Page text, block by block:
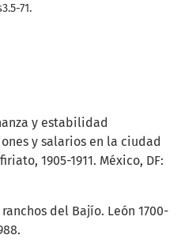
71.
y estabilidad
y salarios en la ciudad
1905-1911. México, DF:
del Bajío. León 1700-